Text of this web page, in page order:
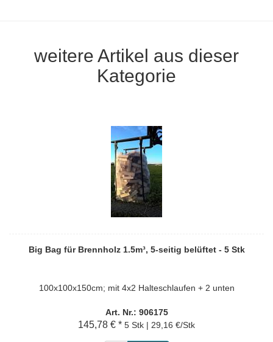
weitere Artikel aus dieser
Kategorie
Big Bag für Brennholz 1.5m³, 5-seitig belüftet - 5 Stk
100x100x150cm; mit 4x2 Halteschlaufen + 2 unten
Art. Nr.: 906175
145,78 € * 5 Stk | 29,16 €/Stk